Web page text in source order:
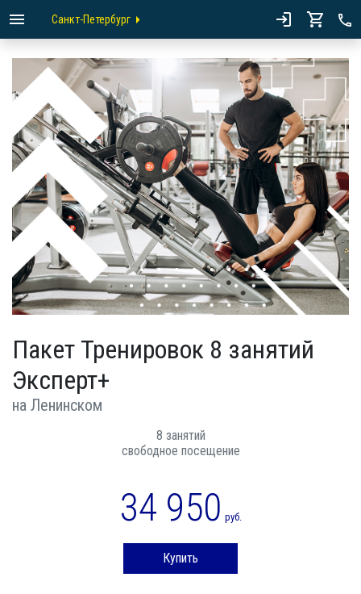
Санкт-Петербург
Пакет Тренировок 8 занятий
Эксперт+
на Ленинском
8 занятий
свободное посещение
34 950 руб.
Купить